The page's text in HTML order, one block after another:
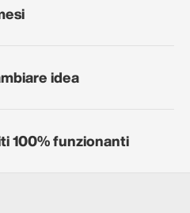
idea
100% funzionanti